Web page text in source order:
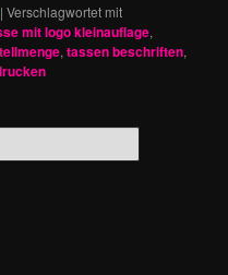
|Verschlagwortet mit
mit logo kleinauflage,
,tassen beschriften,